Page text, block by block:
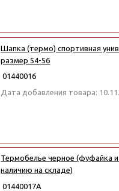
Шапка (термо) спортивная
размер 54-56
01440016
Дата добавления товара:
Термобелье черное (фуфайка и
наличию на складе)
01440017А